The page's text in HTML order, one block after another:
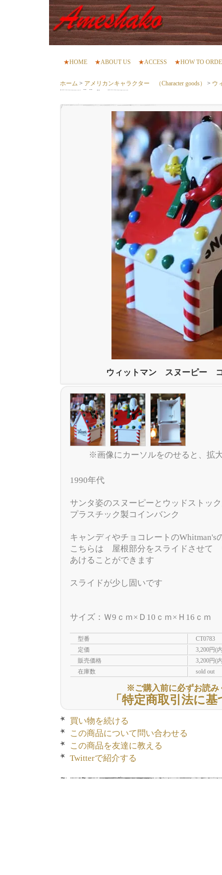
★HOME ★ABOUT US ★ACCESS ★HOW TO
ホーム > アメリカンキャラクター （Character goods） > ウ
ウィットマン スヌーピー
※画像にカーソルをのせると、拡
1990年代
サンタ姿のスヌーピーとウッドストッ
プラスチック製コインバンク
キャンディやチョコレートのWhitman's
こちらは 屋根部分をスライドさせて
あけることができます
スライドが少し固いです
サイズ：Ｗ9ｃｍ×Ｄ10ｃｍ×Ｈ16ｃｍ
型番
CT0783
定価
3,200円(
販売価格
3,200円(
在庫数
sold out
※ご購入前に必ずお読み
「特定商取引法に
買い物を続ける
この商品について問い合わせる
この商品を友達に教える
Twitterで紹介する